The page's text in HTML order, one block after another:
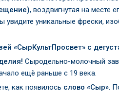
, воздвигнутая на месте
увидите уникальные фрески,
«СырКультПросвет» с
Сыродельно-молочный
ещё раньше с 19 века.
как появилось слово «Сыр».